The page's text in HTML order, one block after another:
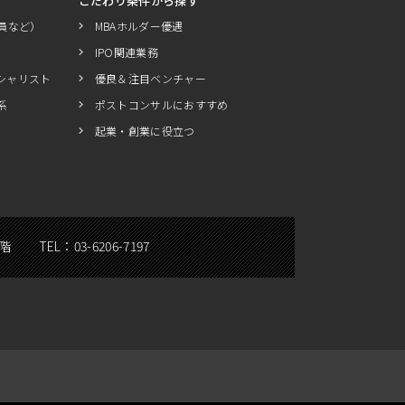
ど）
ャリスト
MBAホルダー優遇
IPO関連業務
優良＆注目ベンチャー
ポストコンサルにおすすめ
起業・創業に役立つ
TEL：03-6206-7197